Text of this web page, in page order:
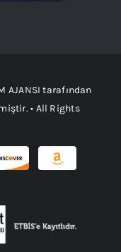
AJANSI tarafından
• All Rights